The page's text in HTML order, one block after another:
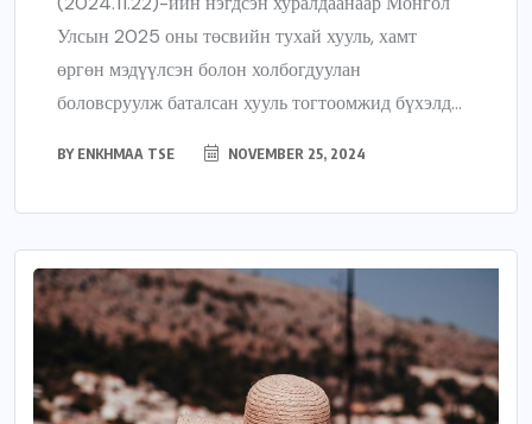
Улсын 2025 оны төсвийн тухай хууль, хамт
өргөн мэдүүлсэн болон холбогдуулан
боловсруулж баталсан хууль тогтоомжид бүхэлд...
BY ENKHMAA TSE NOVEMBER 25, 2024